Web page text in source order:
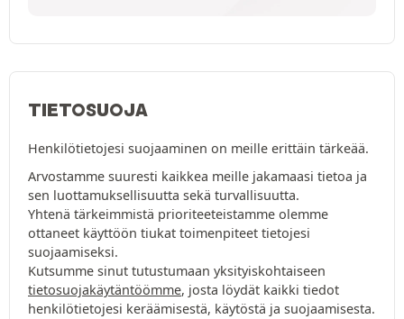
TIETOSUOJA
Henkilötietojesi suojaaminen on meille erittäin tärkeää.
Arvostamme suuresti kaikkea meille jakamaasi tietoa ja
sen luottamuksellisuutta sekä turvallisuutta.
Yhtenä tärkeimmistä prioriteeteistamme olemme
ottaneet käyttöön tiukat toimenpiteet tietojesi
suojaamiseksi.
Kutsumme sinut tutustumaan yksityiskohtaiseen
tietosuojakäytäntöömme, josta löydät kaikki tiedot
henkilötietojesi keräämisestä, käytöstä ja suojaamisesta.